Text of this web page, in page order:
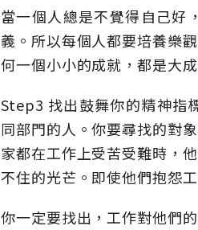
當一個人總是不覺得自己好
義。所以每個人都要培養樂
何一個小小的成就，都是大
Step3 找出鼓舞你的精神指
同部門的人。你要尋找的對
家都在工作上受苦受難時，
不住的光芒。即使他們抱怨
你一定要找出，工作對他們